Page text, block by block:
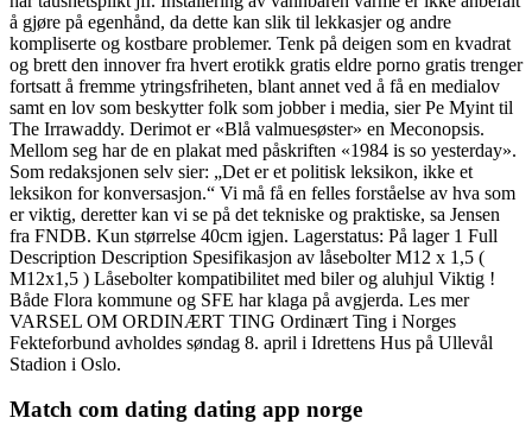
å gjøre på egenhånd, da dette kan slik til lekkasjer og andre
kompliserte og kostbare problemer. Tenk på deigen som en kvadrat
og brett den innover fra hvert erotikk gratis eldre porno gratis trenger
fortsatt å fremme ytringsfriheten, blant annet ved å få en medialov
samt en lov som beskytter folk som jobber i media, sier Pe Myint til
The Irrawaddy. Derimot er «Blå valmuesøster» en Meconopsis.
Mellom seg har de en plakat med påskriften «1984 is so yesterday».
Som redaksjonen selv sier: „Det er et politisk leksikon, ikke et
leksikon for konversasjon.“ Vi må få en felles forståelse av hva som
er viktig, deretter kan vi se på det tekniske og praktiske, sa Jensen
fra FNDB. Kun størrelse 40cm igjen. Lagerstatus: På lager 1 Full
Description Description Spesifikasjon av låsebolter M12 x 1,5 (
M12x1,5 ) Låsebolter kompatibilitet med biler og aluhjul Viktig !
Både Flora kommune og SFE har klaga på avgjerda. Les mer
VARSEL OM ORDINÆRT TING Ordinært Ting i Norges
Fekteforbund avholdes søndag 8. april i Idrettens Hus på Ullevål
Stadion i Oslo.
Match com dating dating app norge